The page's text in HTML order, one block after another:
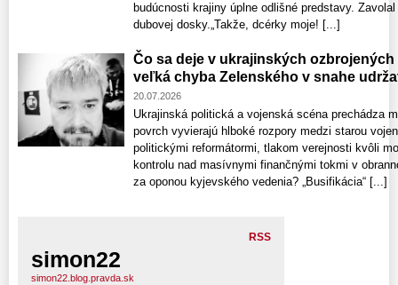
budúcnosti krajiny úplne odlišné predstavy.
dubovej dosky.„Takže, dcérky moje! [...]
Čo sa deje v ukrajinských
veľká chyba Zelenského v snahe
20.07.2026
Ukrajinská politická a vojenská scéna prechádza
povrch vyvierajú hlboké rozpory medzi starou
politickými reformátormi, tlakom verejnosti kvôli
kontrolu nad masívnymi finančnými tokmi v
za oponou kyjevského vedenia? „Busifikácia“ [...]
RSS
simon22
simon22.blog.pravda.sk